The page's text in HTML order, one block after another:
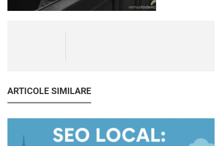
ARTICOLE SIMILARE